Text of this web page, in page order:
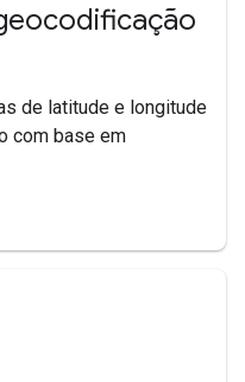
de latitude e longitude
com base em